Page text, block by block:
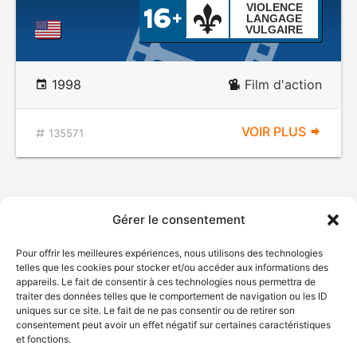
Gérer le consentement
Pour offrir les meilleures expériences, nous utilisons des technologies
telles que les cookies pour stocker et/ou accéder aux informations des
appareils. Le fait de consentir à ces technologies nous permettra de
traiter des données telles que le comportement de navigation ou les ID
uniques sur ce site. Le fait de ne pas consentir ou de retirer son
consentement peut avoir un effet négatif sur certaines caractéristiques
et fonctions.
VIOLENCE
LANGAGE
VULGAIRE
1998 Film d'action
135571 VOIR PLUS
© Gouvernement du Québec, 2026